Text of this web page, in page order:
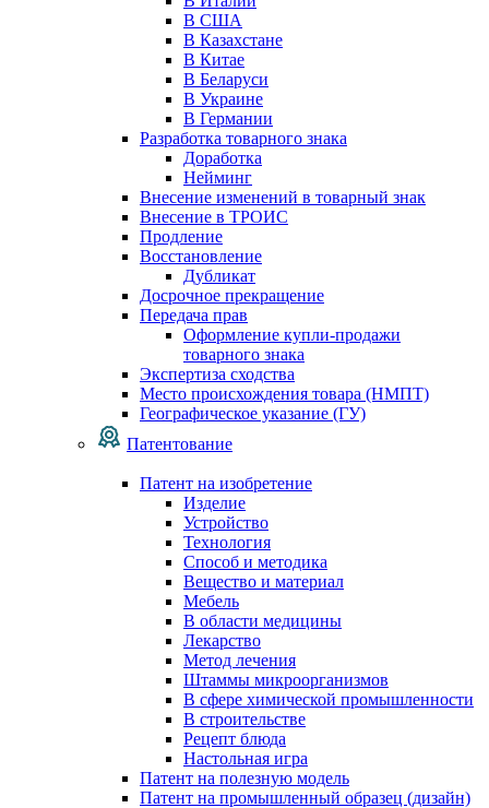
В США
В Казахстане
В Китае
В Беларуси
В Украине
В Германии
Разработка товарного знака
Доработка
Нейминг
Внесение изменений в товарный знак
Внесение в ТРОИС
Продление
Восстановление
Дубликат
Досрочное прекращение
Передача прав
Оформление купли-продажи
товарного знака
Экспертиза сходства
Место происхождения товара (НМПТ)
Географическое указание (ГУ)
Патентование
Патент на изобретение
Изделие
Устройство
Технология
Способ и методика
Вещество и материал
Мебель
В области медицины
Лекарство
Метод лечения
Штаммы микроорганизмов
В сфере химической промышленности
В строительстве
Рецепт блюда
Настольная игра
Патент на полезную модель
Патент на промышленный образец (дизайн)